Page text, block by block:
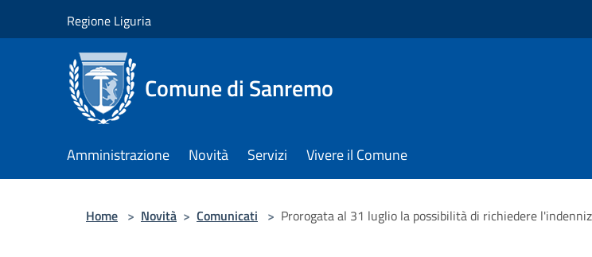
Regione Liguria
Comune di Sanremo
Amministrazione Novità Servizi Vivere il Comune
Home > Novità > Comunicati > Prorogata al 31 luglio la possibilità di richiedere